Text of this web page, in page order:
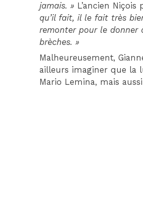
jamais. » L’ancien
qu’il fait, il le fait très
remonter pour le donner
brèches. »
Malheureusement,
ailleurs imaginer que la
Mario Lemina, mais